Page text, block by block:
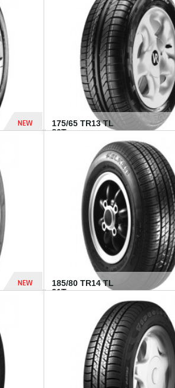
NEW
394 Dhs
175/65 TR13 TL
80T...
NEW
185/80 TR14 TL
91T...